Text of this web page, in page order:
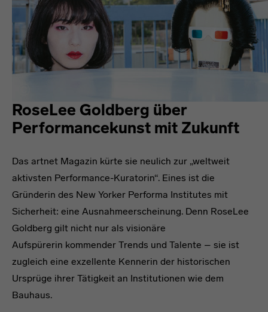
RoseLee Goldberg über
Performancekunst mit Zukunft
Das artnet Magazin kürte sie neulich zur „weltweit
aktivsten Performance-Kuratorin“. Eines ist die
Gründerin des New Yorker Performa Institutes mit
Sicherheit: eine Ausnahmeerscheinung. Denn RoseLee
Goldberg gilt nicht nur als visionäre
Aufspürerin kommender Trends und Talente – sie ist
zugleich eine exzellente Kennerin der historischen
Ursprüge ihrer Tätigkeit an Institutionen wie dem
Bauhaus.